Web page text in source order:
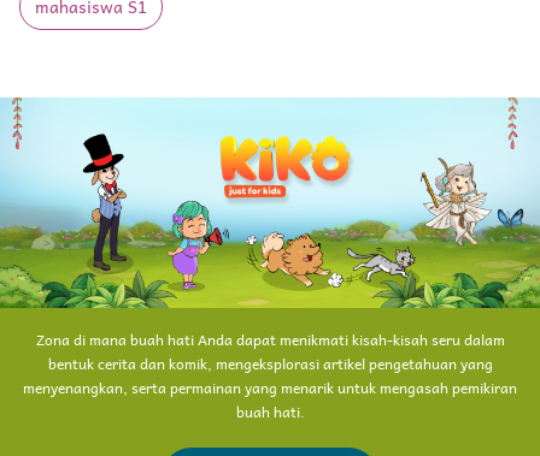
mahasiswa S1
Zona di mana buah hati Anda dapat menikmati kisah-kisah seru dalam
bentuk cerita dan komik, mengeksplorasi artikel pengetahuan yang
menyenangkan, serta permainan yang menarik untuk mengasah pemikiran
buah hati.